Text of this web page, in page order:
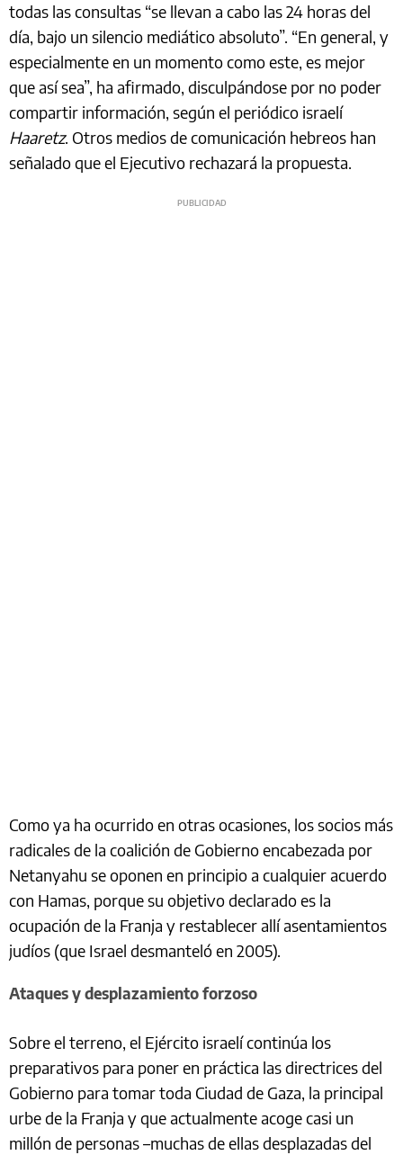
todas las consultas “se llevan a cabo las 24 horas del
día, bajo un silencio mediático absoluto”. “En general, y
especialmente en un momento como este, es mejor
que así sea”, ha afirmado, disculpándose por no poder
compartir información, según el periódico israelí
Haaretz. Otros medios de comunicación hebreos han
señalado que el Ejecutivo rechazará la propuesta.
Como ya ha ocurrido en otras ocasiones, los socios más
radicales de la coalición de Gobierno encabezada por
Netanyahu se oponen en principio a cualquier acuerdo
con Hamas, porque su objetivo declarado es la
ocupación de la Franja y restablecer allí asentamientos
judíos (que Israel desmanteló en 2005).
Ataques y desplazamiento forzoso
Sobre el terreno, el Ejército israelí continúa los
preparativos para poner en práctica las directrices del
Gobierno para tomar toda Ciudad de Gaza, la principal
urbe de la Franja y que actualmente acoge casi un
millón de personas –muchas de ellas desplazadas del